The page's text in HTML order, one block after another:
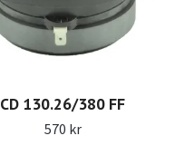
CD 130.26/380 FF
570 kr